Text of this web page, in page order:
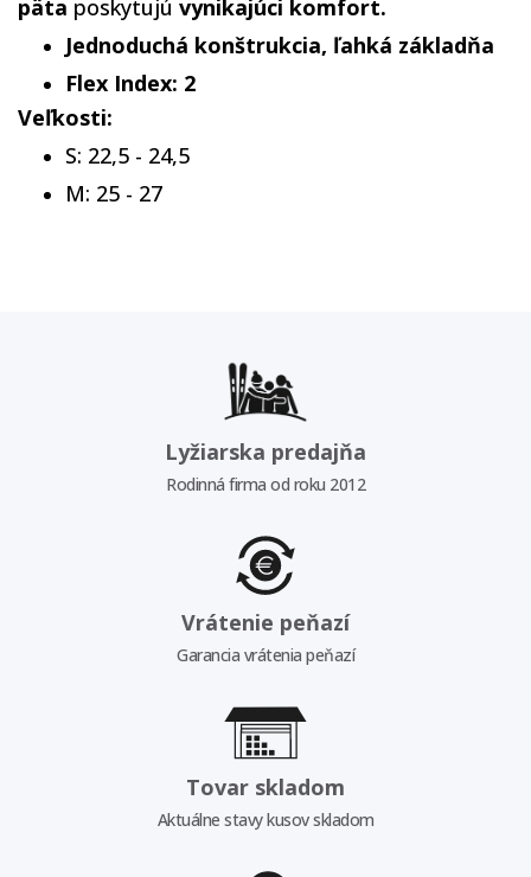
päta poskytujú vynikajúci komfort.
Jednoduchá konštrukcia, ľahká základňa
Flex Index: 2
Veľkosti:
S: 22,5 - 24,5
M: 25 - 27
Lyžiarska predajňa
Rodinná firma od roku 2012
Vrátenie peňazí
Garancia vrátenia peňazí
Tovar skladom
Aktuálne stavy kusov skladom